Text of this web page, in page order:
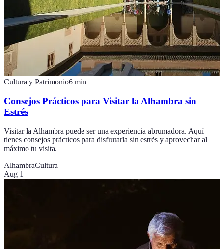
Cultura y Patrimonio6 min
Consejos Prácticos para Visitar la Alhambra sin
Estrés
Visitar la Alhambra puede ser una experiencia abrumadora. Aquí
tienes consejos prácticos para disfrutarla sin estrés y aprovechar al
máximo tu visita.
AlhambraCultura
Aug 1